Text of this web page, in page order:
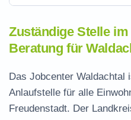
Zuständige Stelle
Beratung für
Das Jobcenter Waldachtal
Anlaufstelle für alle
Freudenstadt. Der